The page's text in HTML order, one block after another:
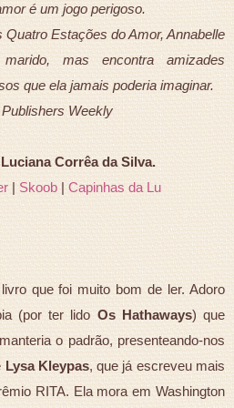
é um jogo perigoso.
Estações do Amor, Annabelle
mas encontra amizades
que ela jamais poderia imaginar.
Weekly
Corrêa da Silva.
|Skoob|Capinhas da Lu
que foi muito bom de ler. Adoro
(por ter lidoOs Hathaways) que
o padrão, presenteando-nos
Lysa Kleypas, que já escreveu mais
RITA. Ela mora em Washington